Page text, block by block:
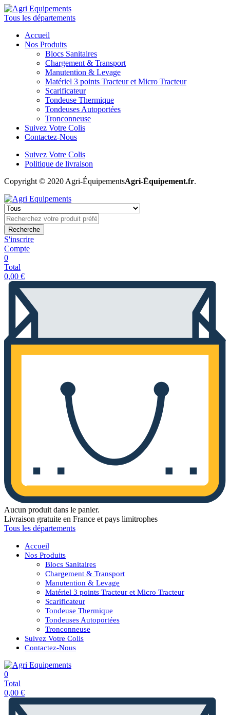
Tous les départements
Accueil
Nos Produits
Blocs Sanitaires
Chargement & Transport
Manutention & Levage
Matériel 3 points Tracteur et Micro Tracteur
Scarificateur
Tondeuse Thermique
Tondeuses Autoportées
Tronconneuse
Suivez Votre Colis
Contactez-Nous
Suivez Votre Colis
Politique de livraison
Copyright © 2020 Agri-ÉquipementsAgri-Équipement.fr.
Recherche
S'inscrire
Compte
0
Total
0,00 €
Aucun produit dans le panier.
Livraison gratuite en France et pays limitrophes
Tous les départements
Accueil
Nos Produits
Blocs Sanitaires
Chargement & Transport
Manutention & Levage
Matériel 3 points Tracteur et Micro Tracteur
Scarificateur
Tondeuse Thermique
Tondeuses Autoportées
Tronconneuse
Suivez Votre Colis
Contactez-Nous
0
Total
0,00 €